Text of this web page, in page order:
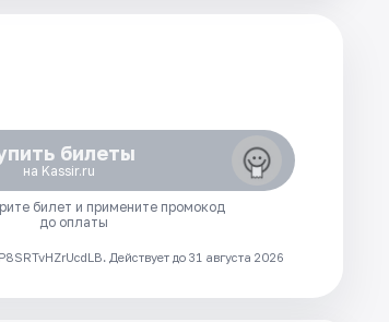
билеты
на Kassir.ru
билет и примените промокод
до оплаты
Действует до 31 августа 2026